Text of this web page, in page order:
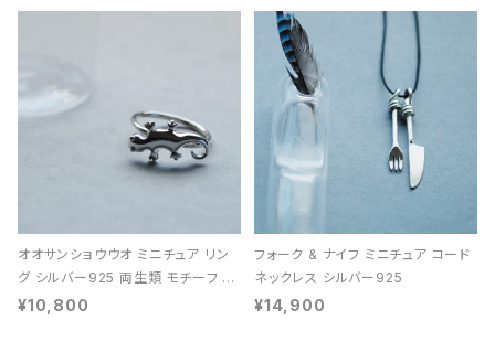
オオサンショウウオ ミニチュア リン
グ シルバー925 両生類 モチーフ レ
ディース ユニセックス
¥10,800
フォーク & ナイフ ミニチュア コード
ネックレス シルバー925
¥14,900